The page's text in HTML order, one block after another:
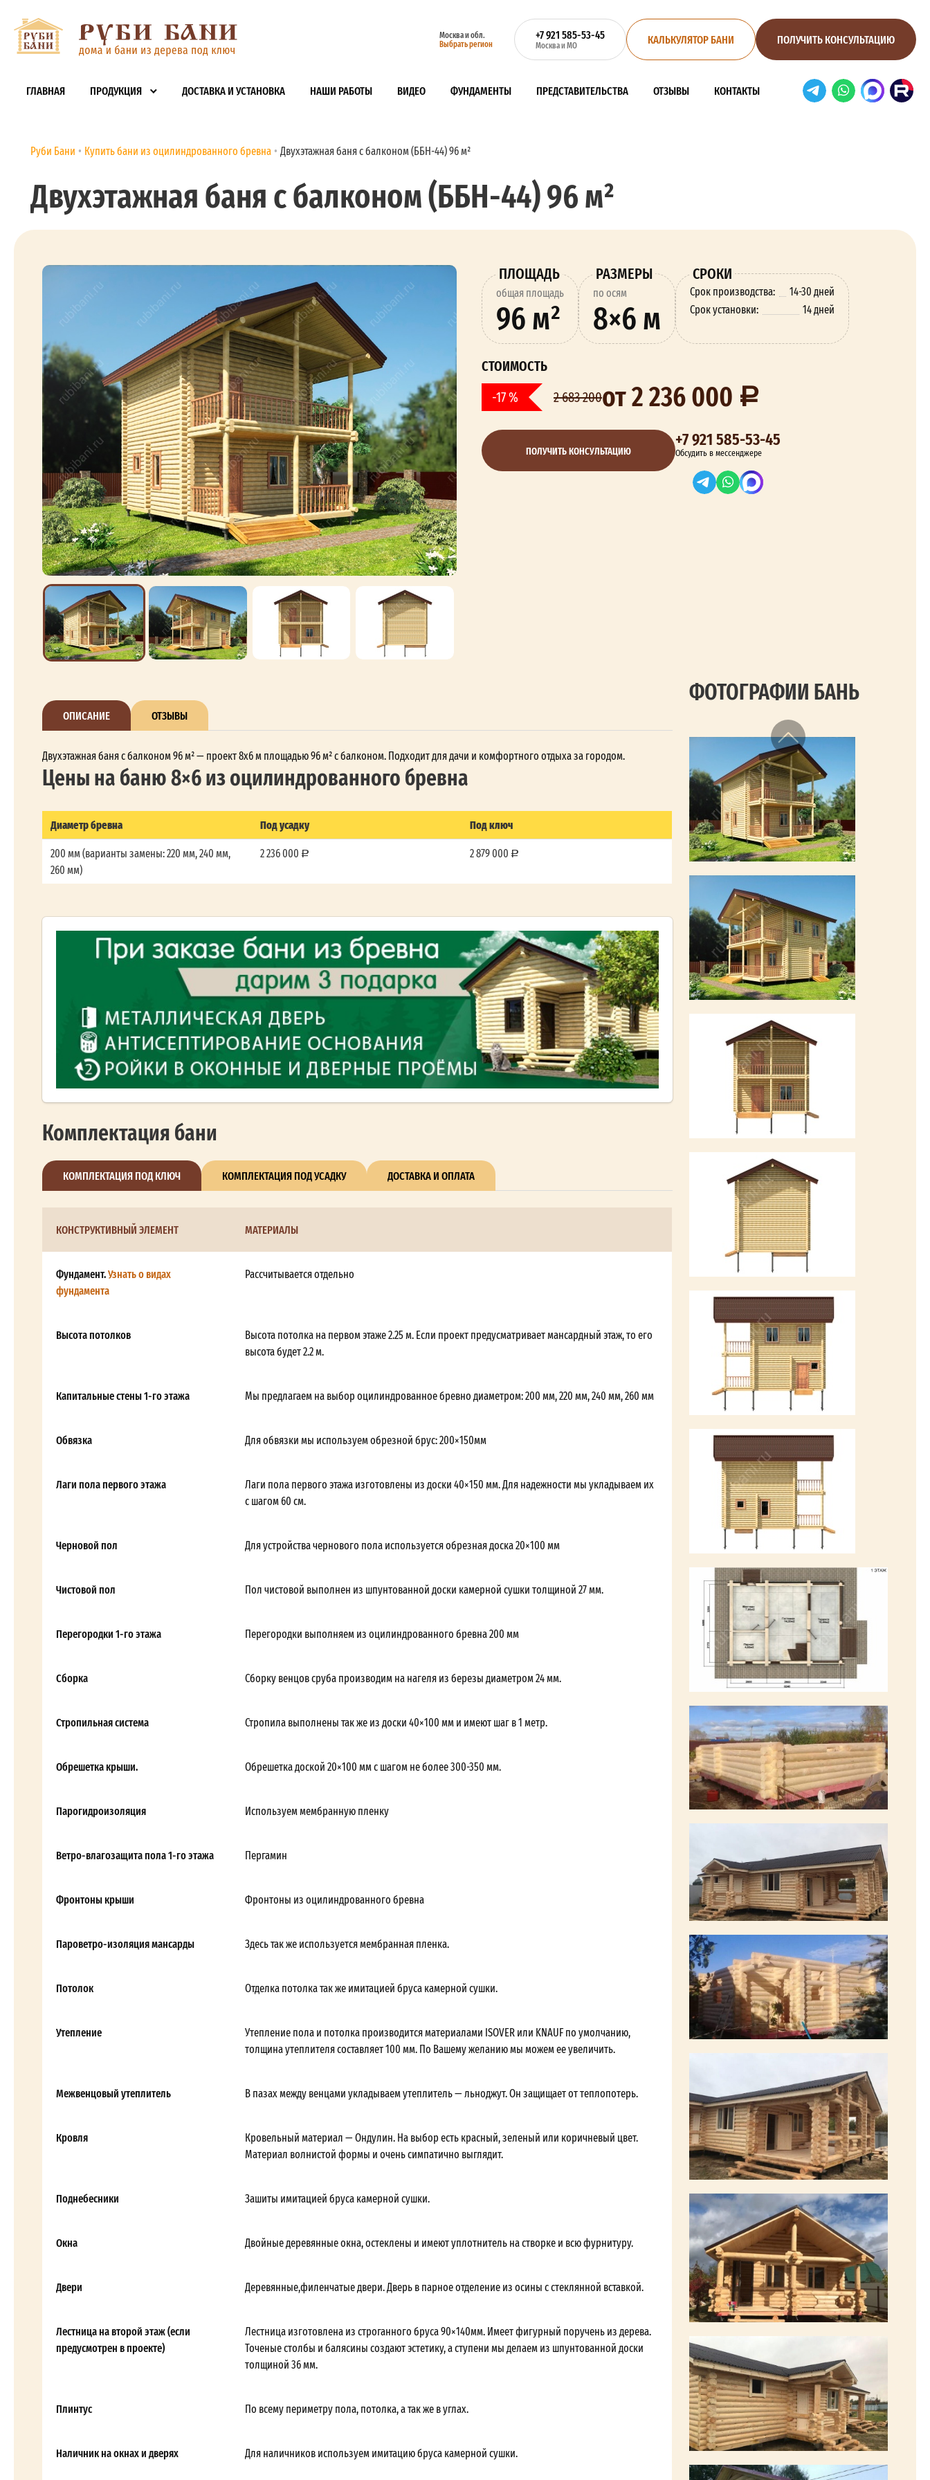
Москва и обл.
Выбрать регион
+7 921 585-53-45
Москва и МО КАЛЬКУЛЯТОР БАНИ ПОЛУЧИТЬ КОНСУЛЬТАЦИЮ
ГЛАВНАЯ ПРОДУКЦИЯ ДОСТАВКА И УСТАНОВКА НАШИ РАБОТЫ ВИДЕО ФУНДАМЕНТЫ ПРЕДСТАВИТЕЛЬСТВА ОТЗЫВЫ КОНТАКТЫ
Руби Бани Купить бани из оцилиндрованного бревна Двухэтажная баня с балконом (ББН-44) 96 м²
Двухэтажная баня с балконом (ББН-44) 96 м²
ПЛОЩАДЬ
oбщая площадь
96 м²
РАЗМЕРЫ
по осям
8×6 м
СРОКИ
Срок производства:
14-30 дней
Срок установки:
14 дней
СТОИМОСТЬ
-17 % 2 683 200от 2 236 000
ПОЛУЧИТЬ КОНСУЛЬТАЦИЮ +7 921 585-53-45
Обсудить в мессенджере
ОПИСАНИЕ ОТЗЫВЫ
Двухэтажная баня с балконом 96 м² — проект 8x6 м площадью 96 м² с балконом. Подходит для дачи и комфортного отдыха за городом.
Цены на баню 8×6 из оцилиндрованного бревна
Диаметр бревна Под усадку Под ключ
200 мм (варианты замены: 220 мм, 240 мм,
260 мм)
2 236 000 2 879 000
Комплектация бани
КОМПЛЕКТАЦИЯ ПОД КЛЮЧ КОМПЛЕКТАЦИЯ ПОД УСАДКУ ДОСТАВКА И ОПЛАТА
КОНСТРУКТИВНЫЙ ЭЛЕМЕНТ МАТЕРИАЛЫ
Фундамент.Узнать о видах
фундамента
Рассчитывается отдельно
Высота потолков
Высота потолка на первом этаже 2.25 м. Если проект предусматривает мансардный этаж, то его
высота будет 2.2 м.
Капитальные стены 1-го этажа Мы предлагаем на выбор оцилиндрованное бревно диаметром: 200 мм, 220 мм, 240 мм, 260 мм
Обвязка Для обвязки мы используем обрезной брус: 200×150мм
Лаги пола первого этажа
Лаги пола первого этажа изготовлены из доски 40×150 мм. Для надежности мы укладываем их
с шагом 60 см.
Черновой пол Для устройства чернового пола используется обрезная доска 20×100 мм
Чистовой пол Пол чистовой выполнен из шпунтованной доски камерной сушки толщиной 27 мм.
Перегородки 1-го этажа Перегородки выполняем из оцилиндрованного бревна 200 мм
Сборка Сборку венцов сруба производим на нагеля из березы диаметром 24 мм.
Стропильная система Стропила выполнены так же из доски 40×100 мм и имеют шаг в 1 метр.
Обрешетка крыши. Обрешетка доской 20×100 мм с шагом не более 300-350 мм.
Парогидроизоляция Используем мембранную пленку
Ветро-влагозащита пола 1-го этажа Пергамин
Фронтоны крыши Фронтоны из оцилиндрованного бревна
Пароветро-изоляция мансарды Здесь так же используется мембранная пленка.
Потолок Отделка потолка так же имитацией бруса камерной сушки.
Утепление
Утепление пола и потолка производится материалами ISOVER или KNAUF по умолчанию,
толщина утеплителя составляет 100 мм. По Вашему желанию мы можем ее увеличить.
Межвенцовый утеплитель В пазах между венцами укладываем утеплитель — льноджут. Он защищает от теплопотерь.
Кровля
Кровельный материал — Ондулин. На выбор есть красный, зеленый или коричневый цвет.
Материал волнистой формы и очень симпатично выглядит.
Поднебесники Зашиты имитацией бруса камерной сушки.
Окна Двойные деревянные окна, остеклены и имеют уплотнитель на створке и всю фурнитуру.
Двери Деревянные,филенчатые двери. Дверь в парное отделение из осины с стеклянной вставкой.
Лестница на второй этаж (если
предусмотрен в проекте)
Лестница изготовлена из строганного бруса 90×140мм. Имеет фигурный поручень из дерева.
Точеные столбы и балясины создают эстетику, а ступени мы делаем из шпунтованной доски
толщиной 36 мм.
Плинтус По всему периметру пола, потолка, а так же в углах.
Наличник на окнах и дверях Для наличников используем имитацию бруса камерной сушки.
ФОТОГРАФИИ БАНЬ